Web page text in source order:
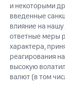
и некоторыми
введенные
влияние на нашу
ответные меры
характера,
реагирования
высокую
валют (в том